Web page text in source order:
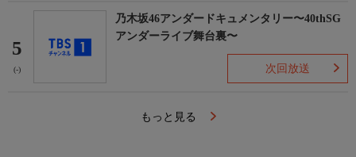
5
(-)
乃木坂46アンダードキュメンタリー〜40thSG
アンダーライブ舞台裏〜
次回放送
もっと見る